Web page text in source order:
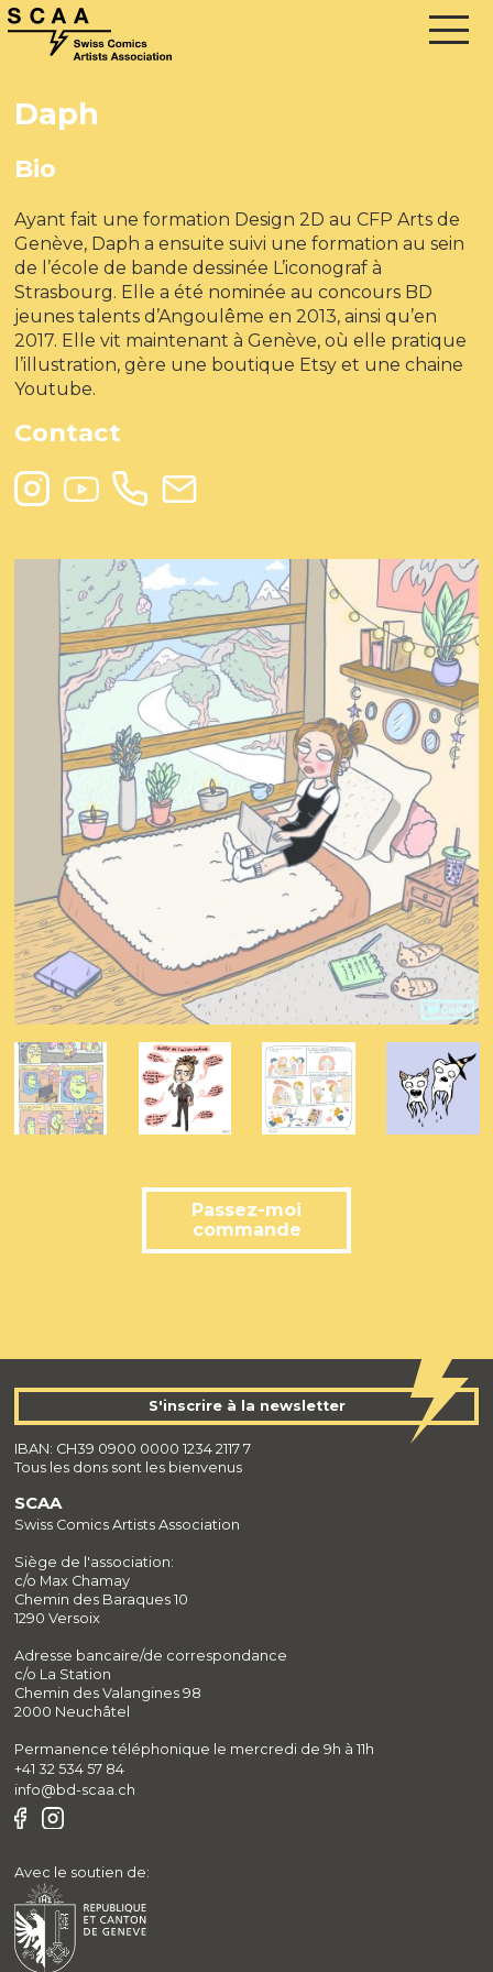
Daph
Bio
Ayant fait une formation Design 2D au CFP Arts de
Genève, Daph a ensuite suivi une formation au sein
de l’école de bande dessinée L’iconograf à
Strasbourg. Elle a été nominée au concours BD
jeunes talents d’Angoulême en 2013, ainsi qu’en
2017. Elle vit maintenant à Genève, où elle pratique
l’illustration, gère une boutique Etsy et une chaine
Youtube.
Contact
Passez-moi
commande
SCAA
Swiss Comics Artists Association
Siège de l'association:
c/o Max Chamay
Chemin des Baraques 10
1290 Versoix
Adresse bancaire/de correspondance
c/o La Station
Chemin des Valangines 98
2000 Neuchâtel
Permanence téléphonique le mercredi de 9h à 11h
+41 32 534 57 84
info@bd-scaa.ch
Avec le soutien de:
S'inscrire à la newsletter
IBAN: CH39 0900 0000 1234 2117 7
Tous les dons sont les bienvenus